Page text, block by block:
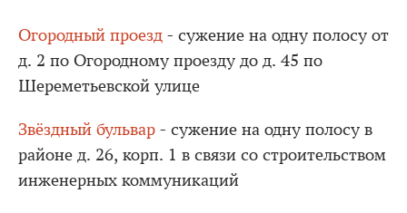
Огородный проезд - сужение на одну полосу от
д. 2 по Огородному проезду до д. 45 по
Шереметьевской улице
Звёздный бульвар - сужение на одну полосу в
районе д. 26, корп. 1 в связи со строительством
инженерных коммуникаций